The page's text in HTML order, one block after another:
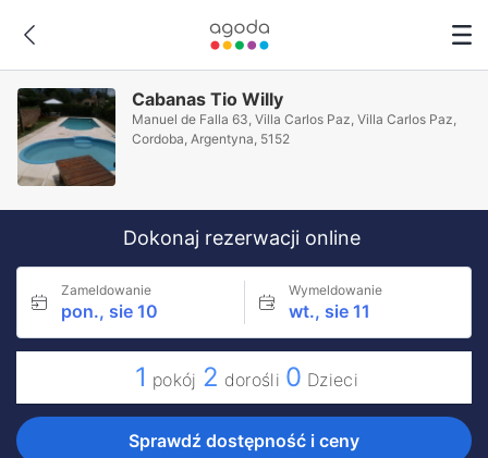
Cabanas Tio Willy
Manuel de Falla 63, Villa Carlos Paz, Villa Carlos Paz,
Cordoba, Argentyna, 5152
Dokonaj rezerwacji online
Zameldowanie
pon., sie 10
Wymeldowanie
wt., sie 11
1 pokój 2 dorośli 0 Dzieci
Sprawdź dostępność i ceny